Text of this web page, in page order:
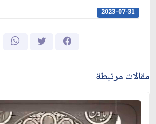
2023-07-31
مقالات مرتبطة